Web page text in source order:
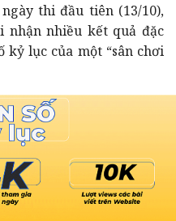
thi đầu tiên (13/10),
nhận nhiều kết quả đặc
kỷ lục của một “sân chơi